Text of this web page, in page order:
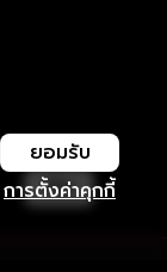
การตั้งค่าคุกกี้
ยอมรับ
เปิด